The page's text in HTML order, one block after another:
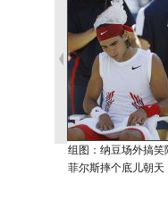
组图：纳豆场外搞笑
菲尔斯摔个底儿朝天